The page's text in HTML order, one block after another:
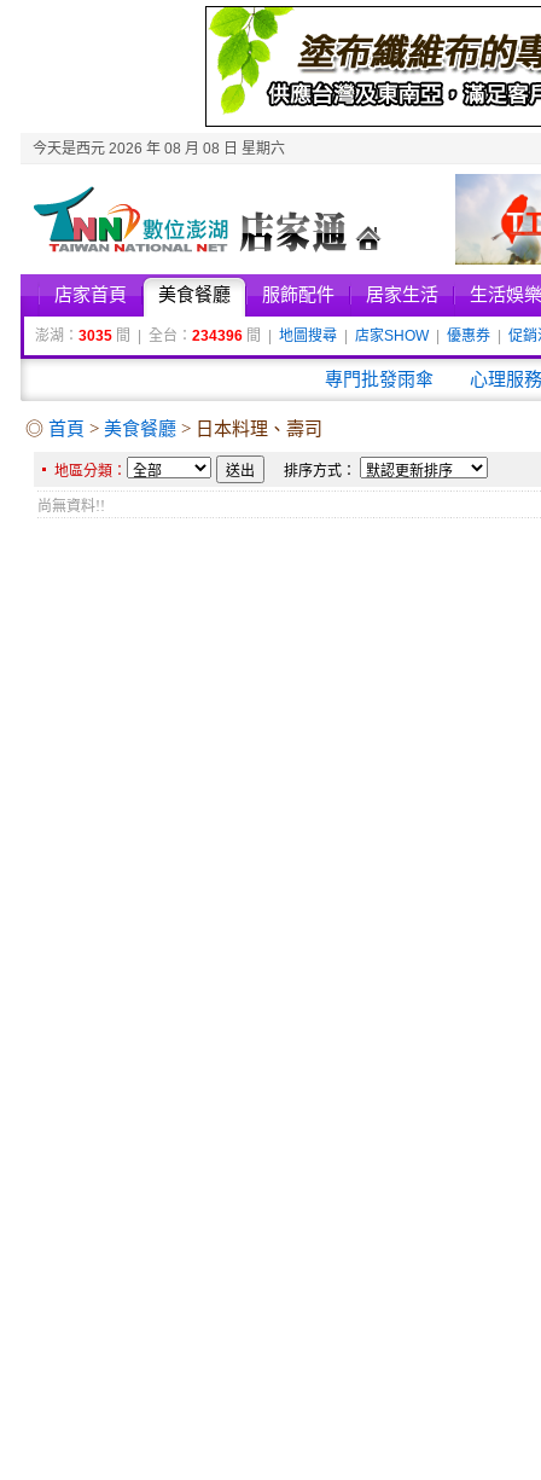
今天是西元 2026 年 08 月 08 日 星期六
店家首頁 美食餐廳 服飾配件 居家生活 生活娛樂
澎湖： 3035 間 | 全台： 234396 間 | 地圖搜尋 店家SHOW| 優惠券 促銷
專門批發雨傘 心理服
◎ 首頁 > 美食餐廳 > 日本料理、壽司
地區分類： 排序方式：
尚無資料!!